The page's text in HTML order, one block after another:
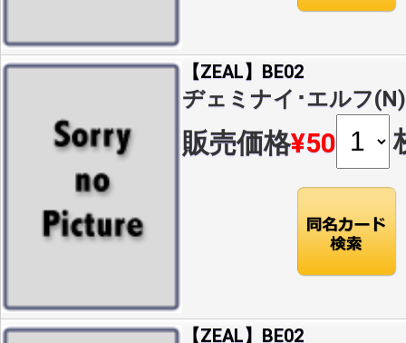
【ZEAL】BE02
ヂェミナイ･エルフ
販売価格¥50
【ZEAL】BE02